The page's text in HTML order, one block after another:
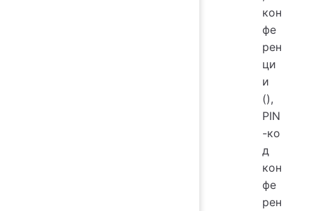
кон
фе
рен
ци
и
(),
PIN
-ко
д
кон
фе
рен